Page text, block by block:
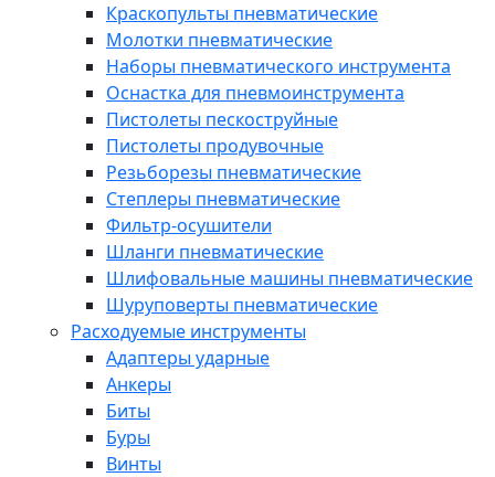
Краскопульты пневматические
Молотки пневматические
Наборы пневматического инструмента
Оснастка для пневмоинструмента
Пистолеты пескоструйные
Пистолеты продувочные
Резьборезы пневматические
Степлеры пневматические
Фильтр-осушители
Шланги пневматические
Шлифовальные машины пневматические
Шуруповерты пневматические
Расходуемые инструменты
Адаптеры ударные
Анкеры
Биты
Буры
Винты